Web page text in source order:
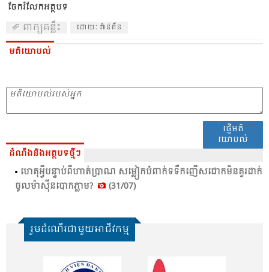
ចែករំលែកអត្ថបទ
ពាក្យគន្លឹះ ដោយៈ វ៉ាន់តឹន
មតិយោបល់
ផ្ញើមតិ
យោបល់
ដំណឹងនិងអត្ថបទថ្មីៗ
ហេ​តុ​អ្វី​បន្ទាប់​ពី​ហាត់​ប្រា​ណ​ សម្លៀកបំ​ពាក់​ទទឹក​ញើស​ជោក​មិន​គួរ​ដាក់​
ចូល​ម៉ាស៊ីន​បោក​ភ្លាម​?
(31/07)
រួមដំណើរជាមួយអាជីវកម្ម